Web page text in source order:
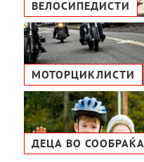
ВЕЛОСИПЕДИСТИ
МОТОРЦИКЛИСТИ
ДЕЦА ВО